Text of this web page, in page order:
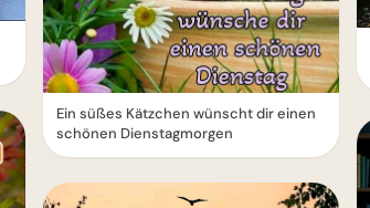
Ein süßes Kätzchen wünscht dir einen
schönen Dienstagmorgen